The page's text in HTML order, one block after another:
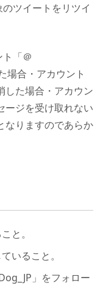
ツイートをリツイ
「＠
場合・アカウント
した場合・アカウン
ージを受け取れない
なりますのであらか
と。
いること。
」をフォロー